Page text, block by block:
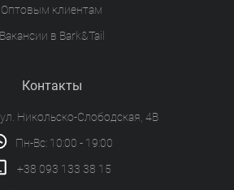
Оптовым клиентам
Вакансии в Bark&Tail
Контакты
Никольско-Слободская, 4В
Пн-Вс: 10:00 - 19:00
+38 093 133 38 15